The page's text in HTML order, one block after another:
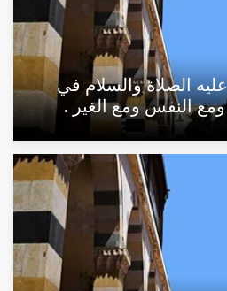
الصلاة والسلام في
النفس ومع الغير .